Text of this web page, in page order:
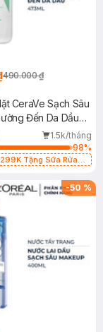
490.000 ₫
CeraVe Sạch Sâu
Đến Da Dầu
1.5k/tháng
98%
Tặng Sữa Rửa
-50 %